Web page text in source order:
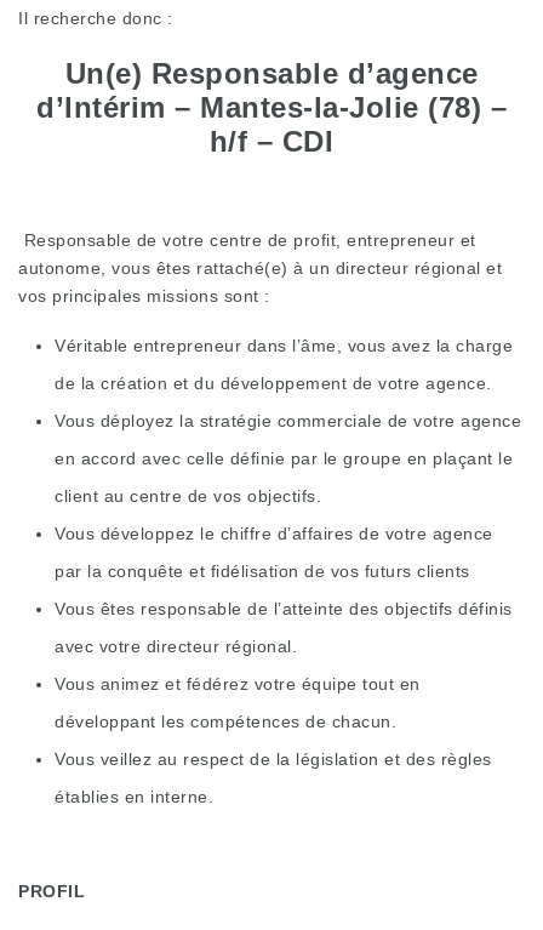
Il recherche donc :
Un(e) Responsable d’agence
d’Intérim – Mantes-la-Jolie (78) –
h/f – CDI
Responsable de votre centre de profit, entrepreneur et
autonome, vous êtes rattaché(e) à un directeur régional et
vos principales missions sont :
Véritable entrepreneur dans l’âme, vous avez la charge
de la création et du développement de votre agence.
Vous déployez la stratégie commerciale de votre agence
en accord avec celle définie par le groupe en plaçant le
client au centre de vos objectifs.
Vous développez le chiffre d’affaires de votre agence
par la conquête et fidélisation de vos futurs clients
Vous êtes responsable de l’atteinte des objectifs définis
avec votre directeur régional.
Vous animez et fédérez votre équipe tout en
développant les compétences de chacun.
Vous veillez au respect de la législation et des règles
établies en interne.
PROFIL